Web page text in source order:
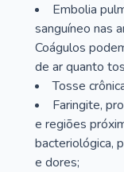
Embolia
sanguíneo nas
Coágulos
de ar quanto
Tosse
Faringite,
e regiões
bacteriológica,
e dores;